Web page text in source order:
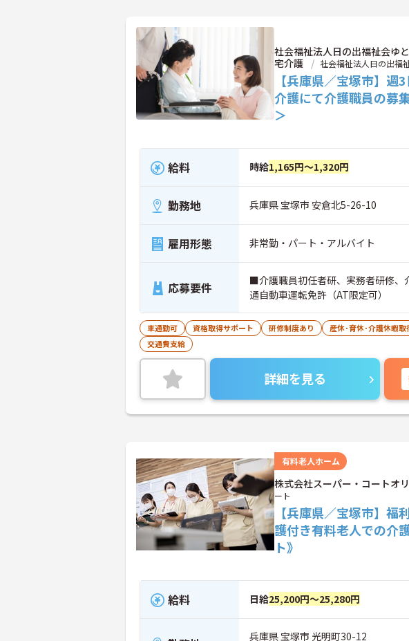
社会福祉法人日の出福祉会ゆ
宅介護
社会福祉法人日の出福
【兵庫県／宝塚市】
介護にて介護職員の募
＞
給料 時給1,165円～1,320円
勤務地 兵庫県 宝塚市 安倉北5-26-10
雇用形態 非常勤・パート・アルバイト
応募要件
■介護職員初任者研、実務者研修
通自動車運転免許（AT限定可）
車通勤可 資格取得サポート 研修制度あり 産休･育休･介護休暇取
交通費支給
詳細を見る
有料老人ホーム
株式会社スーパー・コートオ
ート
【兵庫県／宝塚市】
護付き有料老人での介
ト》
給料 日給25,200円～25,280円
兵庫県 宝塚市 光明町30-12